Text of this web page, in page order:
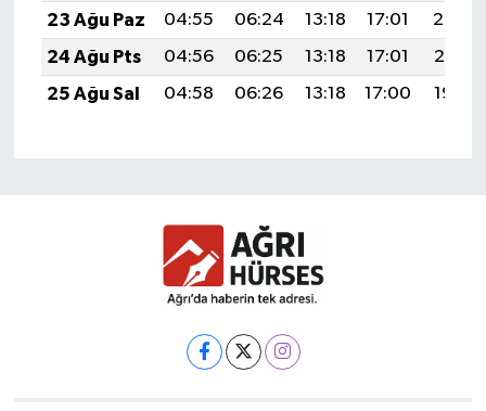
23 Ağu Paz
04:55 06:24 13:18 17:01
20:02
24 Ağu Pts
04:56 06:25 13:18 17:01
20:01
25 Ağu Sal
04:58 06:26 13:18 17:00 19:59